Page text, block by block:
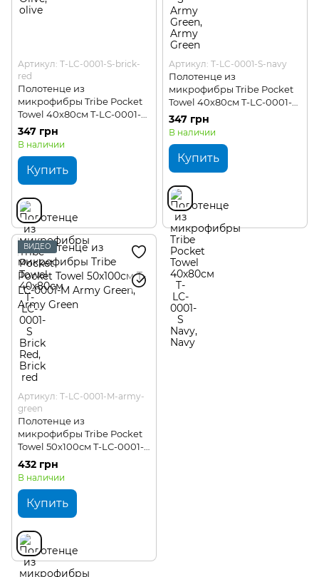
Артикул: T-LC-0001-S-brick-
red
Полотенце из
микрофибры Tribe Pocket
Towel 40х80см T-LC-0001-S
Brick Red
347 грн
В наличии
Купить
Артикул: T-LC-0001-S-navy
Полотенце из
микрофибры Tribe Pocket
Towel 40х80см T-LC-0001-S
Navy
347 грн
В наличии
Купить
ВИДЕО
Артикул: T-LC-0001-M-army-
green
Полотенце из
микрофибры Tribe Pocket
Towel 50х100см T-LC-0001-
M Army Green
432 грн
В наличии
Купить